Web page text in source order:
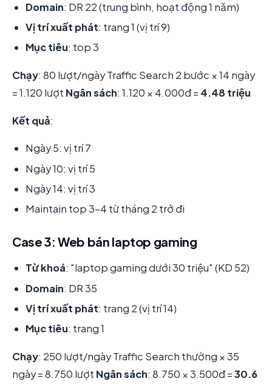
Domain: DR 22 (trung bình, hoạt động 1 năm)
Vị trí xuất phát: trang 1 (vị trí 9)
Mục tiêu: top 3
Chạy: 80 lượt/ngày Traffic Search 2 bước × 14 ngày
= 1.120 lượt Ngân sách: 1.120 × 4.000đ = 4.48 triệu
Kết quả:
Ngày 5: vị trí 7
Ngày 10: vị trí 5
Ngày 14: vị trí 3
Maintain top 3-4 từ tháng 2 trở đi
Case 3: Web bán laptop gaming
Từ khoá: "laptop gaming dưới 30 triệu" (KD 52)
Domain: DR 35
Vị trí xuất phát: trang 2 (vị trí 14)
Mục tiêu: trang 1
Chạy: 250 lượt/ngày Traffic Search thường × 35
ngày = 8.750 lượt Ngân sách: 8.750 × 3.500đ =30.6